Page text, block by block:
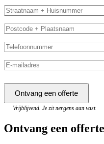
Vrijblijvend. Je zit nergens aan vast.
Ontvang een offerte